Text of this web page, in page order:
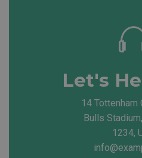
Let's
14 Tottenham
Bulls
1234,